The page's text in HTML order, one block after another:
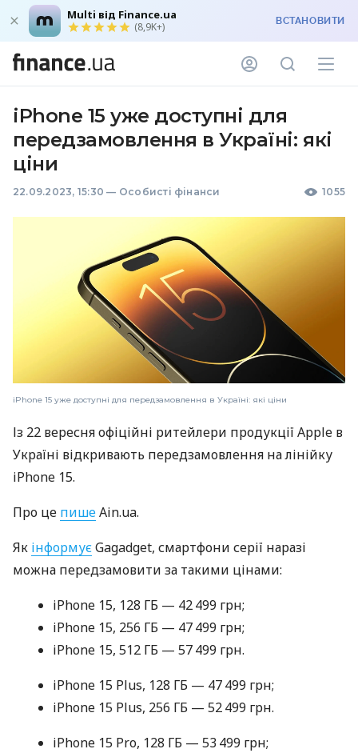
Multi від Finance.ua
(8,9K+) ВСТАНОВИТИ
iPhone 15 уже доступні для
передзамовлення в Україні: які
ціни
22.09.2023, 15:30 — Особисті фінанси 1055
iPhone 15 уже доступні для передзамовлення в Україні: які ціни
Із 22 вересня офіційні ритейлери продукції Apple в
Україні відкривають передзамовлення на лінійку
iPhone 15.
Про це пишеAin.ua.
Як інформуєGagadget, смартфони серії наразі
можна передзамовити за такими цінами:
iPhone 15, 128 ГБ — 42 499 грн;
iPhone 15, 256 ГБ — 47 499 грн;
iPhone 15, 512 ГБ — 57 499 грн.
iPhone 15 Plus, 128 ГБ — 47 499 грн;
iPhone 15 Plus, 256 ГБ — 52 499 грн.
iPhone 15 Pro, 128 ГБ — 53 499 грн;